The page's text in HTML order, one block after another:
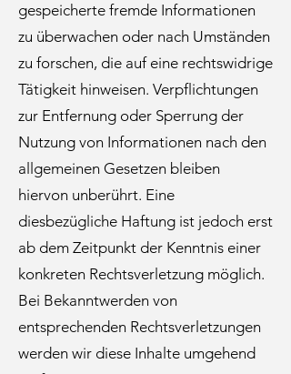
gespeicherte fremde Informationen
zu überwachen oder nach Umständen
zu forschen, die auf eine rechtswidrige
Tätigkeit hinweisen. Verpflichtungen
zur Entfernung oder Sperrung der
Nutzung von Informationen nach den
allgemeinen Gesetzen bleiben
hiervon unberührt. Eine
diesbezügliche Haftung ist jedoch erst
ab dem Zeitpunkt der Kenntnis einer
konkreten Rechtsverletzung möglich.
Bei Bekanntwerden von
entsprechenden Rechtsverletzungen
werden wir diese Inhalte umgehend